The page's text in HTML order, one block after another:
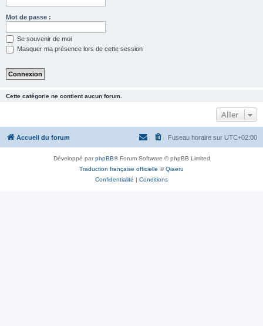
Mot de passe :
Se souvenir de moi
Masquer ma présence lors de cette session
Cette catégorie ne contient aucun forum.
Aller
Accueil du forum Fuseau horaire sur UTC+02:00
Développé parphpBB® Forum Software © phpBB Limited
Traduction française officielle ©Qiaeru
Confidentialité | Conditions